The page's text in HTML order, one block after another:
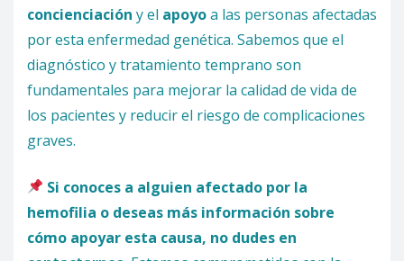
concienciación y el apoyoa las personas afectadas
por esta enfermedad genética. Sabemos que el
diagnóstico y tratamiento temprano son
fundamentales para mejorar la calidad de vida de
los pacientes y reducir el riesgo de complicaciones
graves.
Si conoces a alguien afectado por la
hemofilia o deseas más información sobre
cómo apoyar esta causa, no dudes en